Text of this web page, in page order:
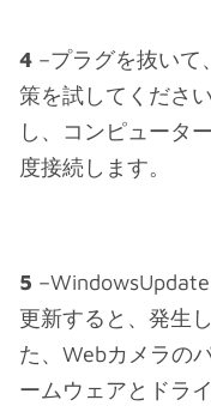
4–プラグを抜いて
策を試してくださ
し、コンピュータ
度接続します。
5
更新すると、発生
た、Webカメラの
ームウェアとドラ